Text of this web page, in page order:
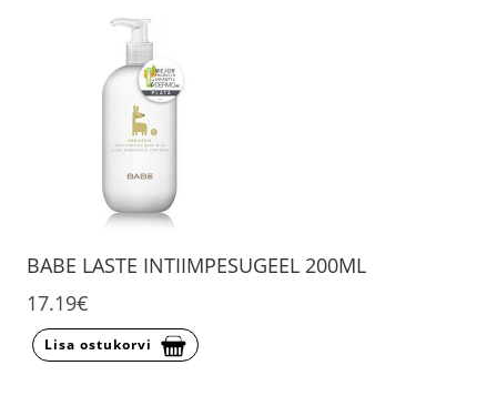
BABE LASTE INTIIMPESUGEEL 200ML
17.19€
Lisa ostukorvi